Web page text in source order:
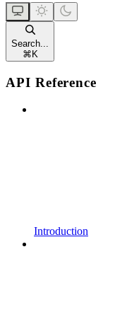
Search...
⌘ K
API Reference
Introduction